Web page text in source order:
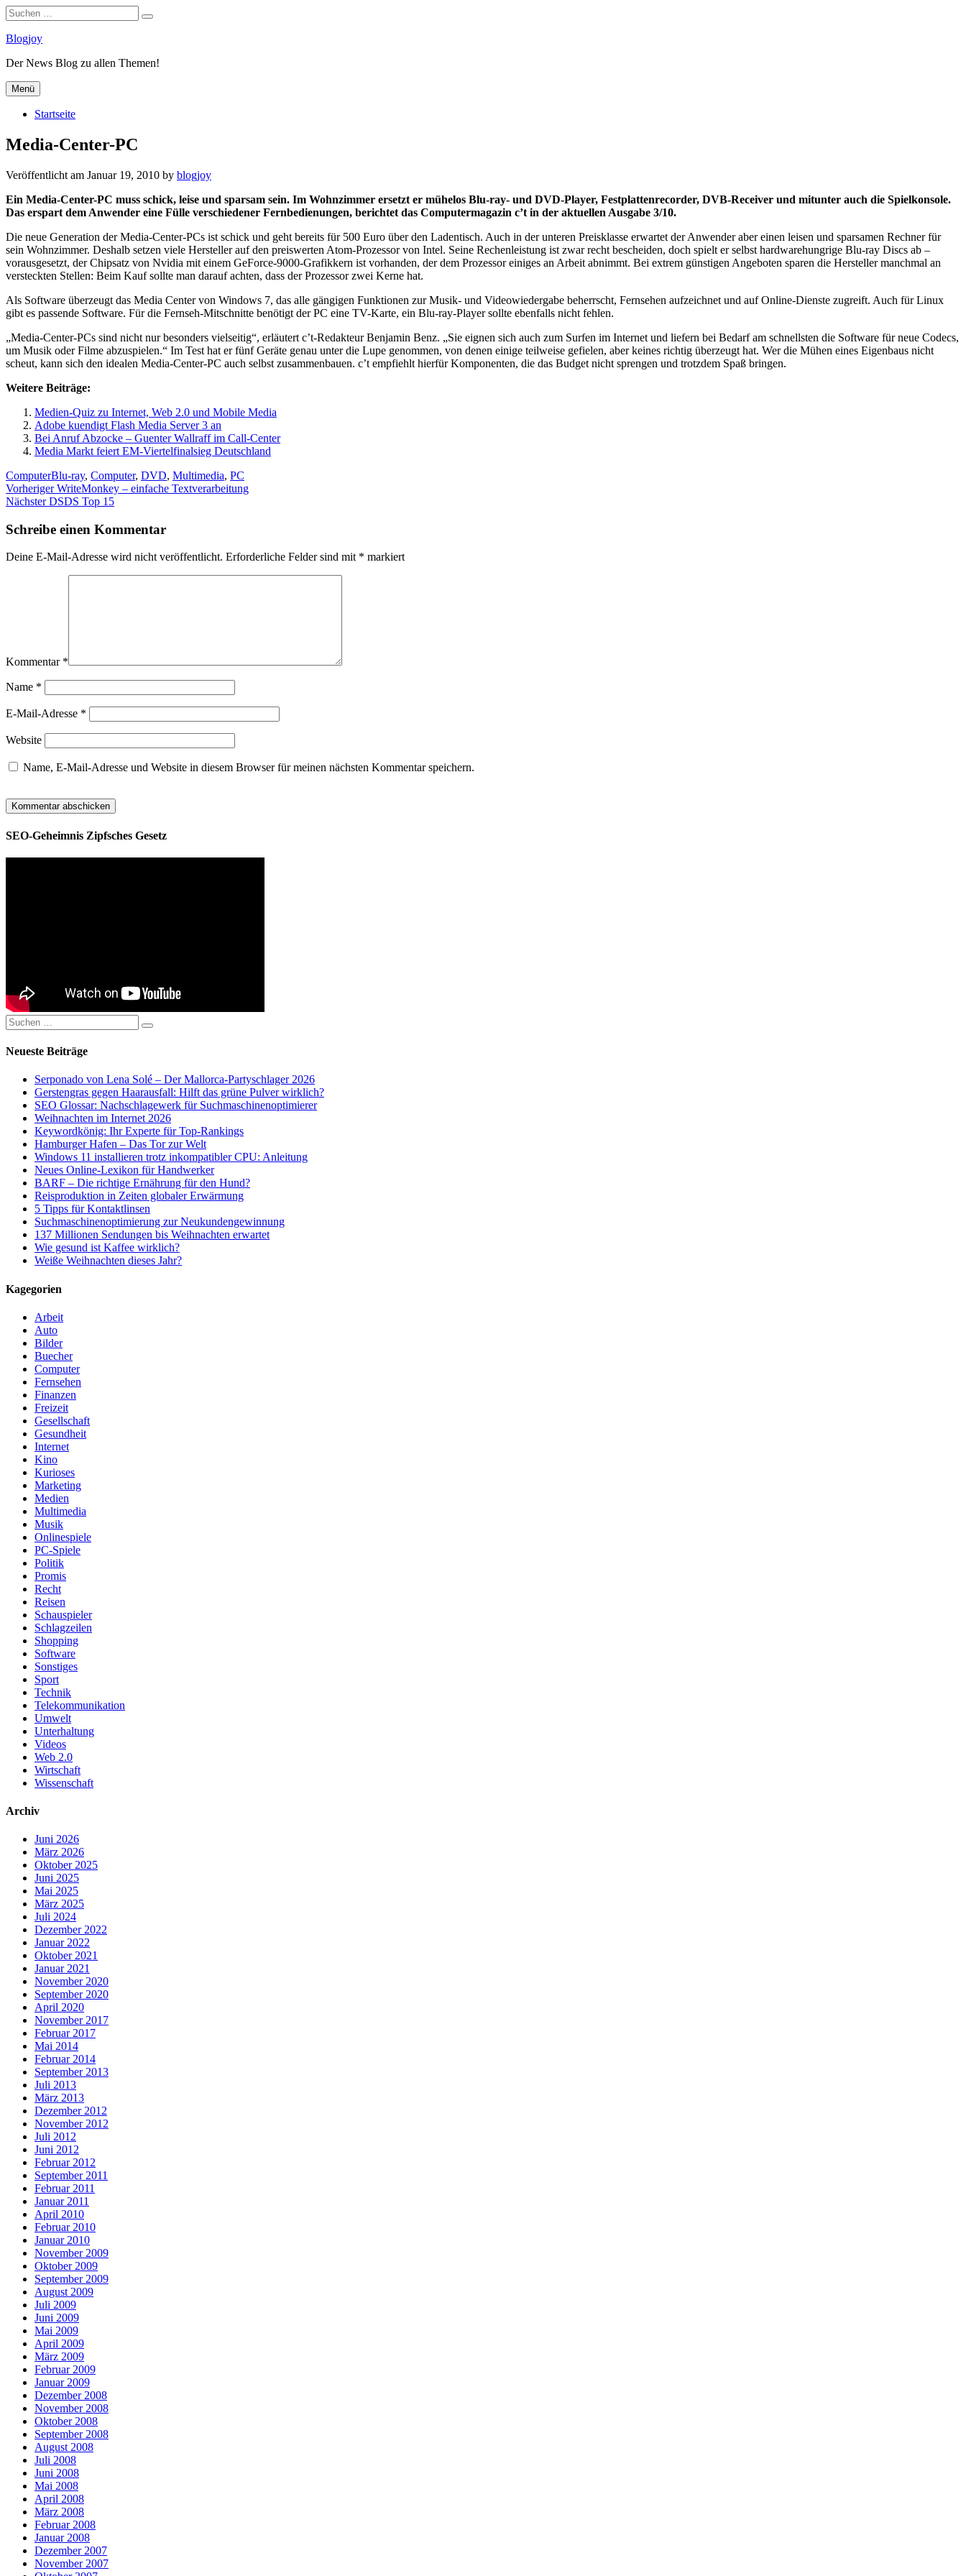
Suchen
nach:
Suchen
Zum
springen
Blogjoy
Der News Blog zu allen Themen!
Menü
Startseite
Media-Center-PC
Veröffentlicht am Januar 19, 2010 by blogjoy
Ein Media-Center-PC muss schick, leise und sparsam sein. Im Wohnzimmer ersetzt er mühelos Blu-ray- und DVD-Player, Festplattenrecorder, DVB-Receiver und mitunter auch die Spielkonsole.
Das erspart dem Anwender eine Fülle verschiedener Fernbedienungen, berichtet das Computermagazin c’t in der aktuellen Ausgabe 3/10.
Die neue Generation der Media-Center-PCs ist schick und geht bereits für 500 Euro über den Ladentisch. Auch in der unteren Preisklasse erwartet der Anwender aber einen leisen und sparsamen Rechner für
sein Wohnzimmer. Deshalb setzen viele Hersteller auf den preiswerten Atom-Prozessor von Intel. Seine Rechenleistung ist zwar recht bescheiden, doch spielt er selbst hardwarehungrige Blu-ray Discs ab –
vorausgesetzt, der Chipsatz von Nvidia mit einem GeForce-9000-Grafikkern ist vorhanden, der dem Prozessor einiges an Arbeit abnimmt. Bei extrem günstigen Angeboten sparen die Hersteller manchmal an
versteckten Stellen: Beim Kauf sollte man darauf achten, dass der Prozessor zwei Kerne hat.
Als Software überzeugt das Media Center von Windows 7, das alle gängigen Funktionen zur Musik- und Videowiedergabe beherrscht, Fernsehen aufzeichnet und auf Online-Dienste zugreift. Auch für Linux
gibt es passende Software. Für die Fernseh-Mitschnitte benötigt der PC eine TV-Karte, ein Blu-ray-Player sollte ebenfalls nicht fehlen.
„Media-Center-PCs sind nicht nur besonders vielseitig“, erläutert c’t-Redakteur Benjamin Benz. „Sie eignen sich auch zum Surfen im Internet und liefern bei Bedarf am schnellsten die Software für neue Codecs,
um Musik oder Filme abzuspielen.“ Im Test hat er fünf Geräte genau unter die Lupe genommen, von denen einige teilweise gefielen, aber keines richtig überzeugt hat. Wer die Mühen eines Eigenbaus nicht
scheut, kann sich den idealen Media-Center-PC auch selbst zusammenbauen. c’t empfiehlt hierfür Komponenten, die das Budget nicht sprengen und trotzdem Spaß bringen.
Weitere Beiträge:
Medien-Quiz zu Internet, Web 2.0 und Mobile Media
Adobe kuendigt Flash Media Server 3 an
Bei Anruf Abzocke – Guenter Wallraff im Call-Center
Media Markt feiert EM-Viertelfinalsieg Deutschland
Kategorien
ComputerSchlagwörter
Blu-ray, Computer, DVD, Multimedia, PC
Beitragsnavigation
VorherigerVorheriger
Beitrag:
WriteMonkey – einfache Textverarbeitung
NächsterNächster
DSDS Top 15
Schreibe einen Kommentar
Deine E-Mail-Adresse wird nicht veröffentlicht. Erforderliche Felder sind mit * markiert
Kommentar *
Name *
E-Mail-Adresse *
Website
Name, E-Mail-Adresse und Website in diesem Browser für meinen nächsten Kommentar speichern.
SEO-Geheimnis Zipfsches Gesetz
Suchen
nach:
Suchen
Neueste Beiträge
Serponado von Lena Solé – Der Mallorca-Partyschlager 2026
Gerstengras gegen Haarausfall: Hilft das grüne Pulver wirklich?
SEO Glossar: Nachschlagewerk für Suchmaschinenoptimierer
Weihnachten im Internet 2026
Keywordkönig: Ihr Experte für Top-Rankings
Hamburger Hafen – Das Tor zur Welt
Windows 11 installieren trotz inkompatibler CPU: Anleitung
Neues Online-Lexikon für Handwerker
BARF – Die richtige Ernährung für den Hund?
Reisproduktion in Zeiten globaler Erwärmung
5 Tipps für Kontaktlinsen
Suchmaschinenoptimierung zur Neukundengewinnung
137 Millionen Sendungen bis Weihnachten erwartet
Wie gesund ist Kaffee wirklich?
Weiße Weihnachten dieses Jahr?
Kagegorien
Arbeit
Auto
Bilder
Buecher
Computer
Fernsehen
Finanzen
Freizeit
Gesellschaft
Gesundheit
Internet
Kino
Kurioses
Marketing
Medien
Multimedia
Musik
Onlinespiele
PC-Spiele
Politik
Promis
Recht
Reisen
Schauspieler
Schlagzeilen
Shopping
Software
Sonstiges
Sport
Technik
Telekommunikation
Umwelt
Unterhaltung
Videos
Web 2.0
Wirtschaft
Wissenschaft
Archiv
Juni 2026
März 2026
Oktober 2025
Juni 2025
Mai 2025
März 2025
Juli 2024
Dezember 2022
Januar 2022
Oktober 2021
Januar 2021
November 2020
September 2020
April 2020
November 2017
Februar 2017
Mai 2014
Februar 2014
September 2013
Juli 2013
März 2013
Dezember 2012
November 2012
Juli 2012
Juni 2012
Februar 2012
September 2011
Februar 2011
Januar 2011
April 2010
Februar 2010
Januar 2010
November 2009
Oktober 2009
September 2009
August 2009
Juli 2009
Juni 2009
Mai 2009
April 2009
März 2009
Februar 2009
Januar 2009
Dezember 2008
November 2008
Oktober 2008
September 2008
August 2008
Juli 2008
Juni 2008
Mai 2008
April 2008
März 2008
Februar 2008
Januar 2008
Dezember 2007
November 2007